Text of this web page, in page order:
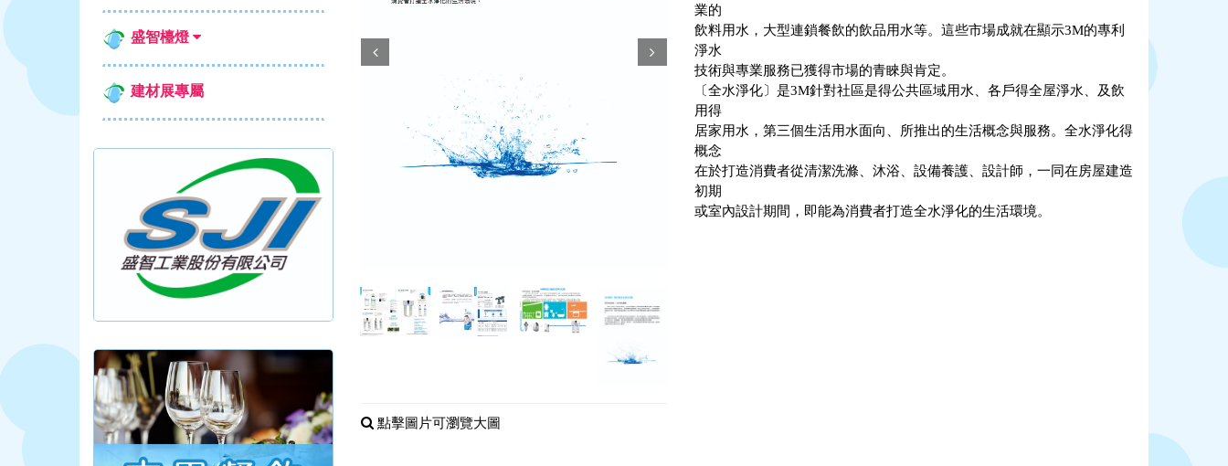
Prev Next
點擊圖片可瀏覽大圖
業的
飲料用水，大型連鎖餐飲的飲品用水等。這些市場成就在顯示3M的專利
淨水
技術與專業服務已獲得市場的青睞與肯定。
〔全水淨化〕是3M針對社區是得公共區域用水、各戶得全屋淨水、及飲
用得
居家用水，第三個生活用水面向、所推出的生活概念與服務。全水淨化得
概念
在於打造消費者從清潔洗滌、沐浴、設備養護、設計師，一同在房屋建造
初期
或室內設計期間，即能為消費者打造全水淨化的生活環境。
盛智檯燈
建材展專屬